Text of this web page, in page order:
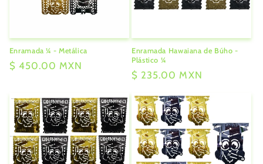
Enramada ¼ - Metálica
Precio
$ 450.00 MXN
Enramada Hawaiana de Búho -
Plástico ¼
Precio
$ 235.00 MXN